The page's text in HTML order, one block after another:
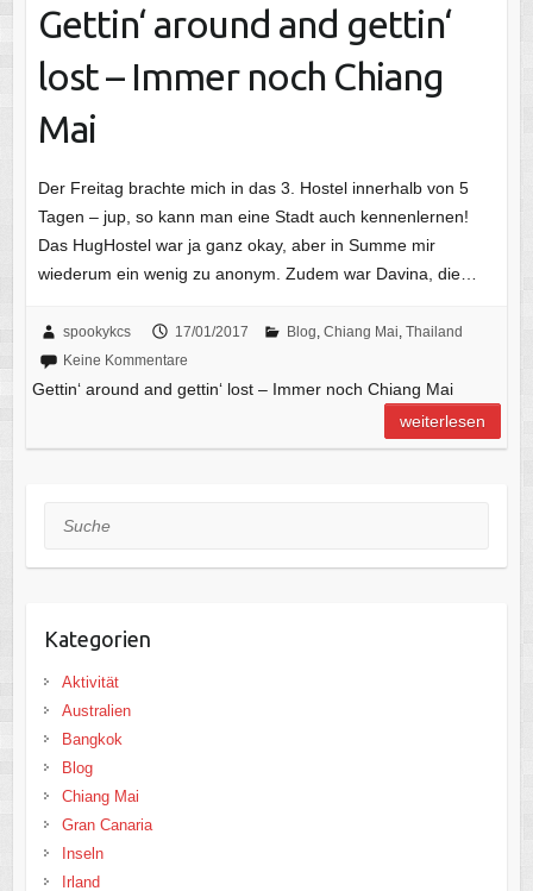
Gettin‘ around and gettin‘
lost – Immer noch Chiang
Mai
Der Freitag brachte mich in das 3. Hostel innerhalb von 5
Tagen – jup, so kann man eine Stadt auch kennenlernen!
Das HugHostel war ja ganz okay, aber in Summe mir
wiederum ein wenig zu anonym. Zudem war Davina, die…
spookykcs 17/01/2017 Blog Chiang Mai Thailand
Keine Kommentare
Gettin‘ around and gettin‘ lost – Immer noch Chiang Mai
weiterlesen
Suche
Kategorien
Aktivität
Australien
Bangkok
Blog
Chiang Mai
Gran Canaria
Inseln
Irland